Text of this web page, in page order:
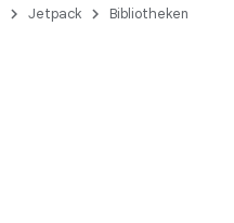
Jetpack Bibliotheken